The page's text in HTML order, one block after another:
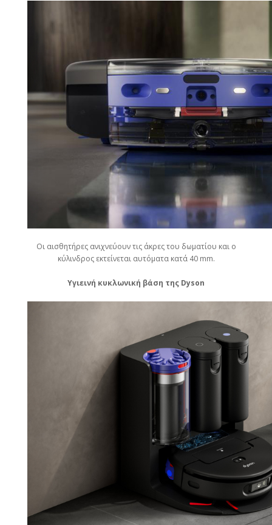
Οι αισθητήρες ανιχνεύουν τις άκρες του δωματίου και ο
κύλινδρος εκτείνεται αυτόματα κατά 40 mm.
Υγιεινή κυκλωνική βάση της Dyson